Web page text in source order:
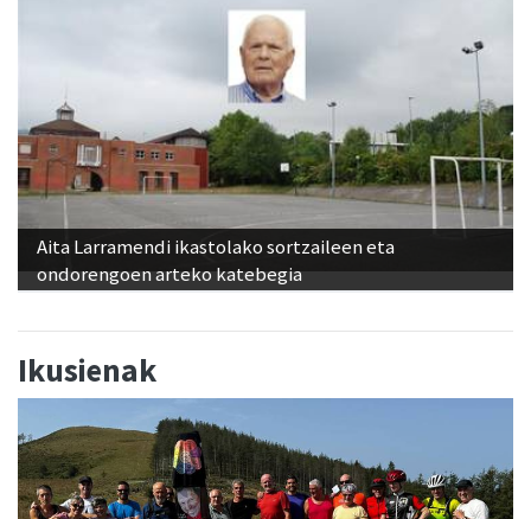
Aita Larramendi ikastolako sortzaileen eta
ondorengoen arteko katebegia
Ikusienak